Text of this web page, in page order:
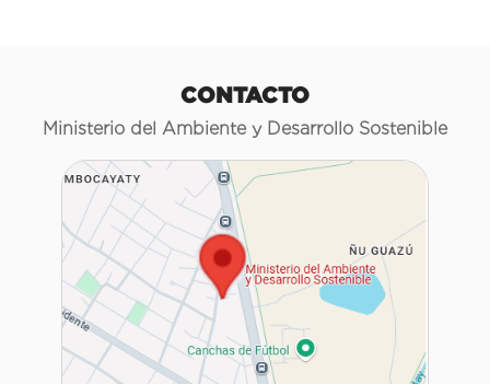
CONTACTO
Ministerio del Ambiente y Desarrollo Sostenible